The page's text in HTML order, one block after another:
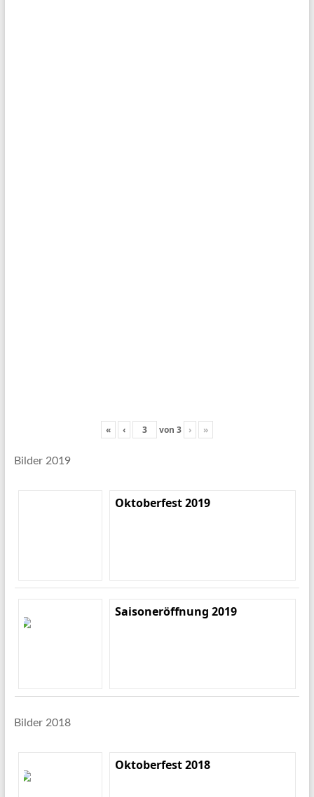
« ‹ von 3 › »
Bilder 2019
Oktoberfest 2019
Saisoneröffnung 2019
Bilder 2018
Oktoberfest 2018